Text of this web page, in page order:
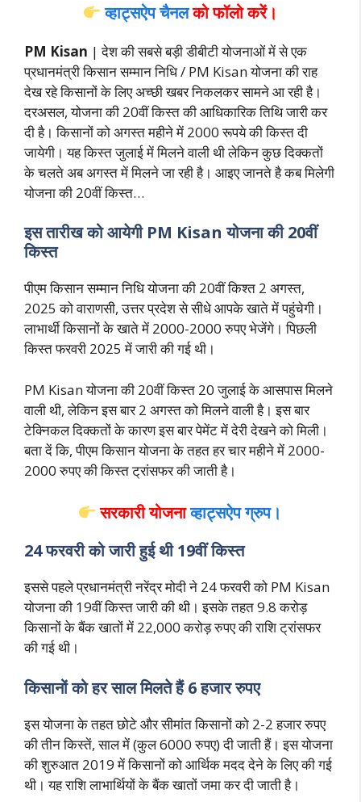
व्हाट्सऐप चैनलको फॉलो करें।
PM Kisan | देश की सबसे बड़ी डीबीटी योजनाओं में से एक
प्रधानमंत्री किसान सम्मान निधि / PM Kisan योजना की राह
देख रहे किसानों के लिए अच्छी खबर निकलकर सामने आ रही है।
दरअसल, योजना की 20वीं किस्त की आधिकारिक तिथि जारी कर
दी है। किसानों को अगस्त महीने में 2000 रूपये की किस्त दी
जायेगी। यह किस्त जुलाई में मिलने वाली थी लेकिन कुछ दिक्कतों
के चलते अब अगस्त में मिलने जा रही है। आइए जानते है कब मिलेगी
योजना की 20वीं किस्त…
इस तारीख को आयेगी PM Kisan योजना की 20वीं
किस्त
पीएम किसान सम्मान निधि योजना की 20वीं किश्त 2 अगस्त,
2025 को वाराणसी, उत्तर प्रदेश से सीधे आपके खाते में पहुंचेगी।
लाभार्थी किसानों के खाते में 2000-2000 रुपए भेजेंगे। पिछली
किस्त फरवरी 2025 में जारी की गई थी।
PM Kisan योजना की 20वीं किस्त 20 जुलाई के आसपास मिलने
वाली थी, लेकिन इस बार 2 अगस्त को मिलने वाली है। इस बार
टेक्निकल दिक्कतों के कारण इस बार पेमेंट में देरी देखने को मिली।
बता दें कि, पीएम किसान योजना के तहत हर चार महीने में 2000-
2000 रुपए की किस्त ट्रांसफर की जाती है।
सरकारी योजनाव्हाट्सऐप ग्रुप।
24 फरवरी को जारी हुई थी 19वीं किस्त
इससे पहले प्रधानमंत्री नरेंद्र मोदी ने 24 फरवरी को PM Kisan
योजना की 19वीं किस्त जारी की थी। इसके तहत 9.8 करोड़
किसानों के बैंक खातों में 22,000 करोड़ रुपए की राशि ट्रांसफर
की गई थी।
किसानों को हर साल मिलते हैं 6 हजार रुपए
इस योजना के तहत छोटे और सीमांत किसानों को 2-2 हजार रुपए
की तीन किस्तें, साल में (कुल 6000 रुपए) दी जाती हैं। इस योजना
की शुरुआत 2019 में किसानों को आर्थिक मदद देने के लिए की गई
थी। यह राशि लाभार्थियों के बैंक खातों जमा कर दी जाती है।